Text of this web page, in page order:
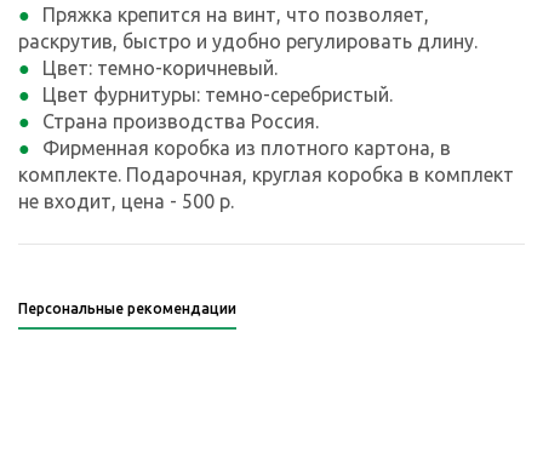
Пряжка крепится на винт, что позволяет,
раскрутив, быстро и удобно регулировать длину.
Цвет: темно-коричневый.
Цвет фурнитуры: темно-серебристый.
Страна производства Россия.
Фирменная коробка из плотного картона, в
комплекте. Подарочная, круглая коробка в комплект
не входит, цена - 500 р.
Персональные рекомендации